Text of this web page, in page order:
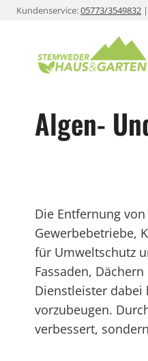
ZumKundenservice:05773/3549832
Algen-
Die Entfernung
Gewerbebetriebe,
für Umweltschutz
Fassaden,
Dienstleister dabei
vorzubeugen.
verbessert,